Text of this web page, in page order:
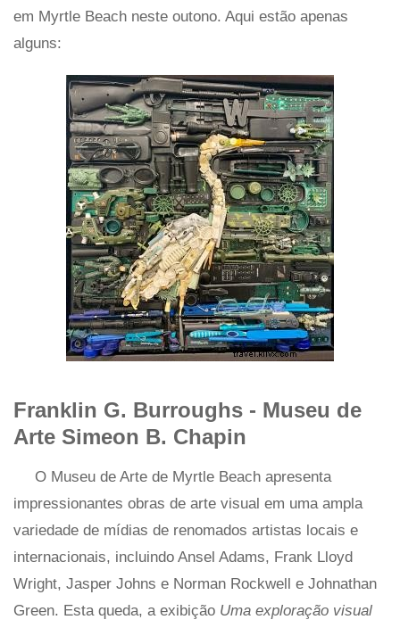
em Myrtle Beach neste outono. Aqui estão apenas
alguns:
Franklin G. Burroughs - Museu de
Arte Simeon B. Chapin
O Museu de Arte de Myrtle Beach apresenta
impressionantes obras de arte visual em uma ampla
variedade de mídias de renomados artistas locais e
internacionais, incluindo Ansel Adams, Frank Lloyd
Wright, Jasper Johns e Norman Rockwell e Johnathan
Green. Esta queda, a exibição Uma exploração visual